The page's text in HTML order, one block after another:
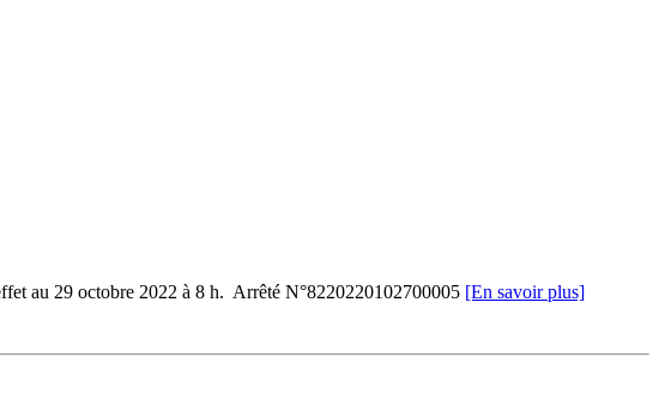
au 29 octobre 2022 à 8 h. Arrêté N°8220220102700005 [En savoir plus]